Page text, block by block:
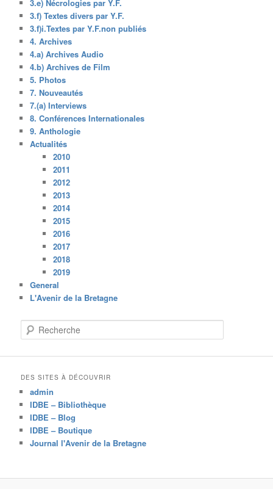
3.e) Nécrologies par Y.F.
3.f) Textes divers par Y.F.
3.f)i.Textes par Y.F.non publiés
4. Archives
4.a) Archives Audio
4.b) Archives de Film
5. Photos
7. Nouveautés
7.(a) Interviews
8. Conférences Internationales
9. Anthologie
Actualités
2010
2011
2012
2013
2014
2015
2016
2017
2018
2019
General
L'Avenir de la Bretagne
e
c
h
e
DES SITES À DÉCOUVRIR
admin
IDBE – Bibliothèque
IDBE – Blog
IDBE – Boutique
Journal l'Avenir de la Bretagne